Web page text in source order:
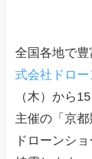
全国各地で
式会社ドロ
（木）から
主催の「京
ドローンシ